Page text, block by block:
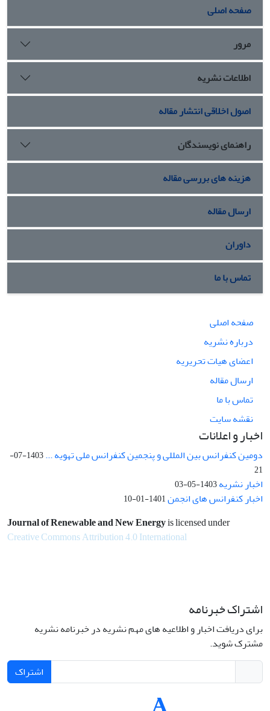
صفحه اصلی
مرور
اطلاعات نشریه
اصول اخلاقی انتشار مقاله
راهنمای نویسندگان
هزینه های بررسی مقاله
ارسال مقاله
داوران
تماس با ما
صفحه اصلی
درباره نشریه
اعضای هیات تحریریه
ارسال مقاله
تماس با ما
نقشه سایت
اخبار و اعلانات
دومین کنفرانس بین المللی و پنجمین کنفرانس ملی تهویه ...
1403-07-
21
اخبار نشریه1403-05-03
اخبار کنفرانس های انجمن1401-01-10
Journal of Renewable and New Energyis licensed under
Creative Commons Attribution 4.0 International
اشتراک خبرنامه
برای دریافت اخبار و اطلاعیه های مهم نشریه در خبرنامه نشریه
مشترک شوید.
اشتراک